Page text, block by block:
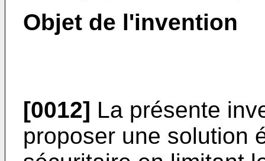
Objet de l'invention
[0012] La présente
proposer une solution